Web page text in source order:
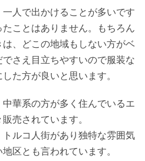
人で出かけることが多いです
ことはありません。もちろん
、どこの地域もしない方がベ
さえ目立ちやすいので服装な
た方が良いと思います。
華系の方が多く住んでいるエ
売されています。
ルコ人街があり独特な雰囲気
区とも言われています。